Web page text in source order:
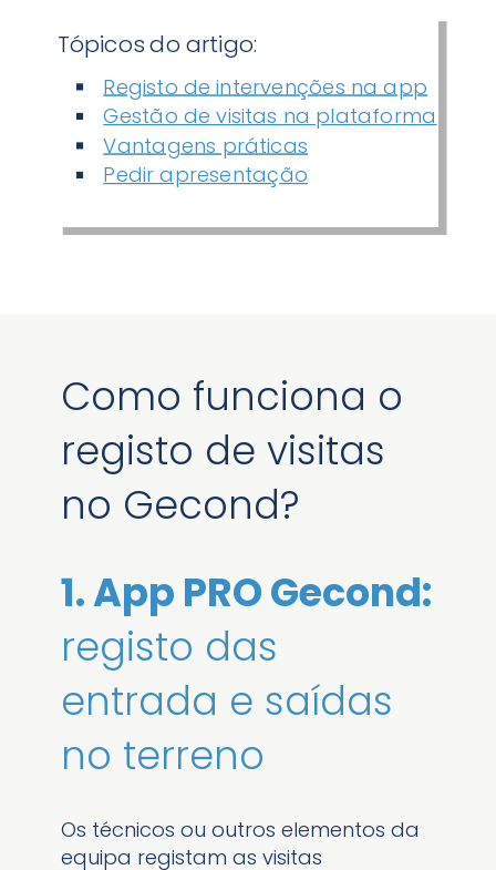
Tópicos do artigo:
Registo de intervenções na app
Gestão de visitas na plataforma
Vantagens práticas
Pedir apresentação
Como funciona o
registo de visitas
no Gecond?
1. App PRO Gecond:
registo das
entrada e saídas
no terreno
Os técnicos ou outros elementos da
equipa registam as visitas